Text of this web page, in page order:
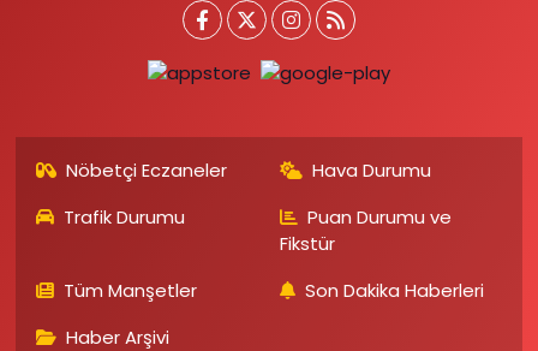
Nöbetçi Eczaneler
Hava Durumu
Trafik Durumu
Puan Durumu ve
Fikstür
Tüm Manşetler
Son Dakika Haberleri
Haber Arşivi